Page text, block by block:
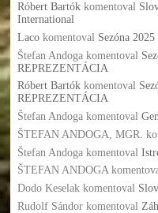
Róbert Bartókkomentoval
International
Lacokomentoval Sezóna
Štefan Andogakomentoval
REPREZENTÁCIA
Róbert Bartókkomentoval
REPREZENTÁCIA
Štefan Andogakomentoval
ŠTEFAN ANDOGA, MGR.
Štefan Andogakomentoval
ŠTEFAN ANDOGA
Dodo Keselakkomentoval
Rudolf Sándorkomentoval